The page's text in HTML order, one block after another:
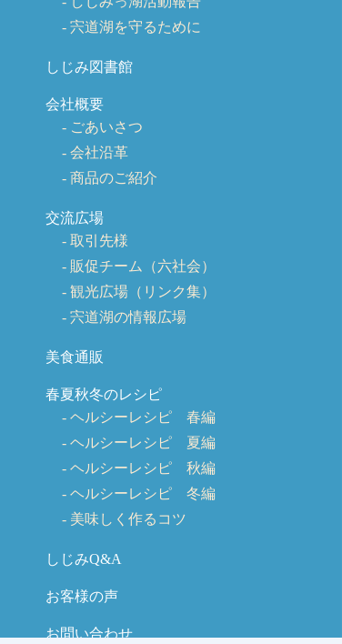
宍道湖を守るために
しじみ図書館
会社概要
ごあいさつ
会社沿革
商品のご紹介
交流広場
取引先様
販促チーム（六社会）
観光広場（リンク集）
宍道湖の情報広場
美食通販
春夏秋冬のレシピ
ヘルシーレシピ 春編
ヘルシーレシピ 夏編
ヘルシーレシピ 秋編
ヘルシーレシピ 冬編
美味しく作るコツ
しじみQ&A
お客様の声
お問い合わせ